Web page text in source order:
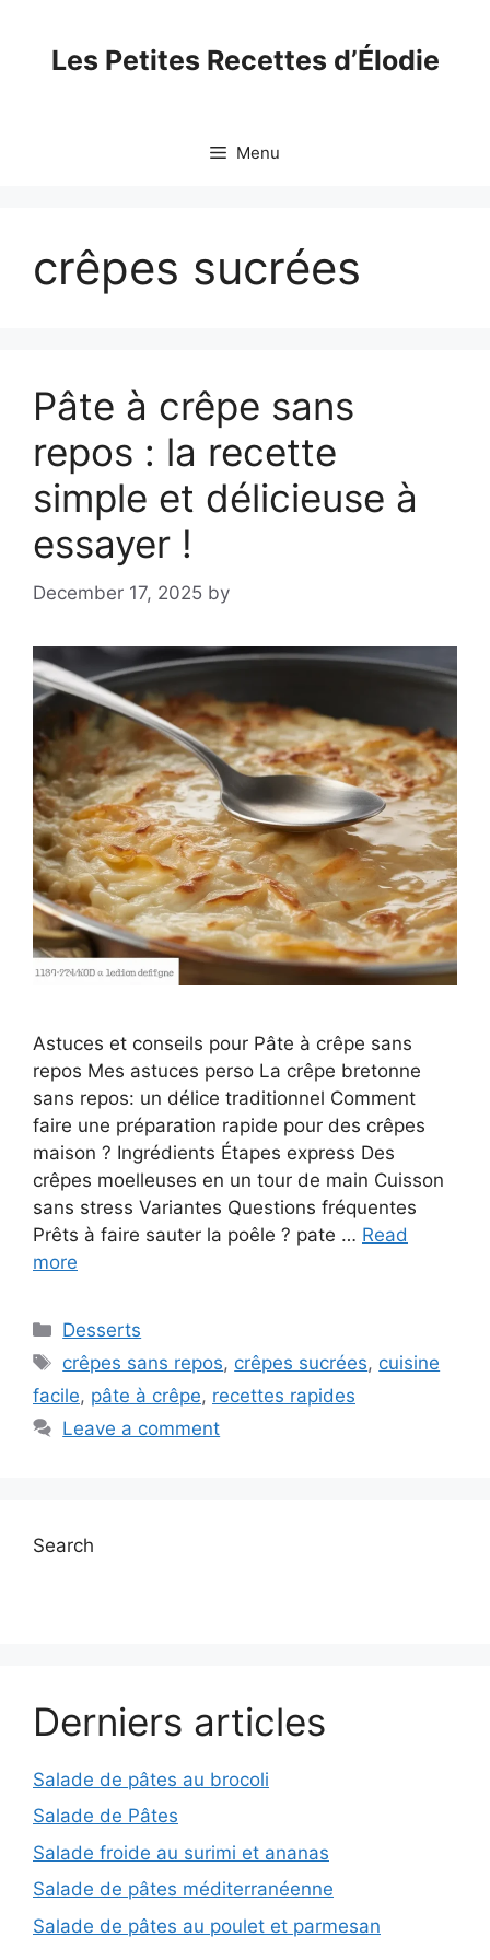
contentLes Petites Recettes d’Élodie
Menu
crêpes sucrées
Pâte à crêpe sans
repos : la recette
simple et délicieuse à
essayer !
December 17, 2025 by
Astuces et conseils pour Pâte à crêpe sans
repos Mes astuces perso La crêpe bretonne
sans repos: un délice traditionnel Comment
faire une préparation rapide pour des crêpes
maison ? Ingrédients Étapes express Des
crêpes moelleuses en un tour de main Cuisson
sans stress Variantes Questions fréquentes
Prêts à faire sauter la poêle ? pate … Read
more
Categories
Desserts
Tags
crêpes sans repos, crêpes sucrées, cuisine
facile, pâte à crêpe, recettes rapides
Leave a comment
Search
Derniers articles
Salade de pâtes au brocoli
Salade de Pâtes
Salade froide au surimi et ananas
Salade de pâtes méditerranéenne
Salade de pâtes au poulet et parmesan